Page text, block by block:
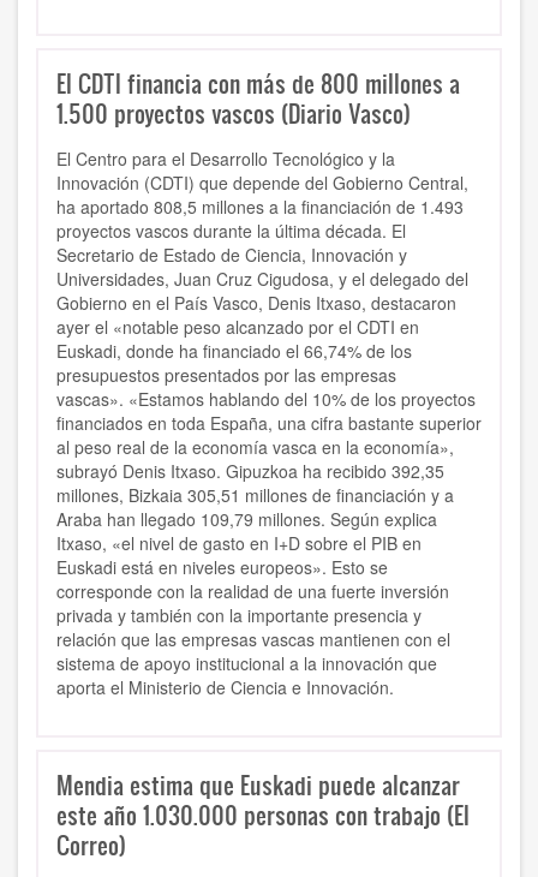
El CDTI financia con más de 800 millones a
1.500 proyectos vascos (Diario Vasco)
El Centro para el Desarrollo Tecnológico y la
Innovación (CDTI) que depende del Gobierno Central,
ha aportado 808,5 millones a la financiación de 1.493
proyectos vascos durante la última década. El
Secretario de Estado de Ciencia, Innovación y
Universidades, Juan Cruz Cigudosa, y el delegado del
Gobierno en el País Vasco, Denis Itxaso, destacaron
ayer el «notable peso alcanzado por el CDTI en
Euskadi, donde ha financiado el 66,74% de los
presupuestos presentados por las empresas
vascas». «Estamos hablando del 10% de los proyectos
financiados en toda España, una cifra bastante superior
al peso real de la economía vasca en la economía»,
subrayó Denis Itxaso. Gipuzkoa ha recibido 392,35
millones, Bizkaia 305,51 millones de financiación y a
Araba han llegado 109,79 millones. Según explica
Itxaso, «el nivel de gasto en I+D sobre el PIB en
Euskadi está en niveles europeos». Esto se
corresponde con la realidad de una fuerte inversión
privada y también con la importante presencia y
relación que las empresas vascas mantienen con el
sistema de apoyo institucional a la innovación que
aporta el Ministerio de Ciencia e Innovación.
Mendia estima que Euskadi puede alcanzar
este año 1.030.000 personas con trabajo (El
Correo)